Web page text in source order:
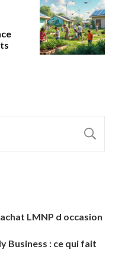
LMNP d occasion
Business : ce qui fait